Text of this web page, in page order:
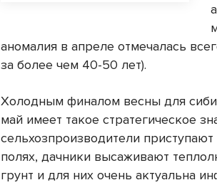
аномалия в апреле отмечалась
за более чем 40-50 лет).
Холодным финалом весны для
май имеет такое стратегическое
сельхозпроизводители
полях, дачники высаживают
грунт и для них очень актуальна